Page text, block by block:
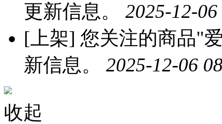
更新信息。 2025-12-
[上架] 您关注的商品"
新信息。 2025-12-06
收起